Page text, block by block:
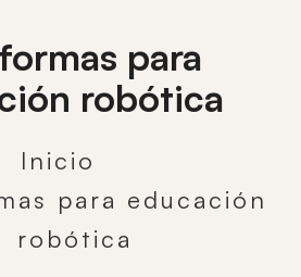
para
robótica
Inicio
para educación
robótica